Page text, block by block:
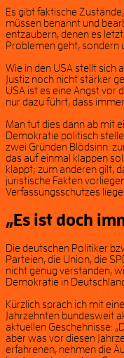
Es gibt faktische
müssen benannt und
entzaubern, denen es
Problemen geht, sondern
Wie in den USA stellt sich
Justiz noch nicht stärker
USA ist es eine Angst vor
nur dazu führt, dass
Man tut dies dann ab mit
Demokratie politisch
zwei Gründen Blödsinn:
das auf einmal klappen
klappt; zum anderen gilt,
juristische Fakten
Verfassungsschutzes
„Es ist doch
Die deutschen Politiker
Parteien, die Union, die
nicht genug verstanden,
Demokratie in
Kürzlich sprach ich mit
Jahrzehnten bundesweit
aktuellen Geschehnisse:
aber was vor diesen
erfahrenen, nehmen die